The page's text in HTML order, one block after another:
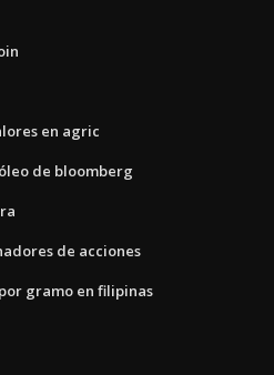
en agric
de bloomberg
de acciones
gramo en filipinas